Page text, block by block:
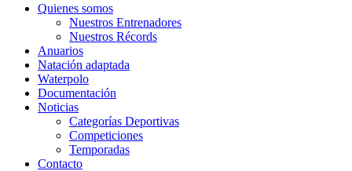
Quienes somos
Nuestros Entrenadores
Nuestros Récords
Anuarios
Natación adaptada
Waterpolo
Documentación
Noticias
Categorías Deportivas
Competiciones
Temporadas
Contacto